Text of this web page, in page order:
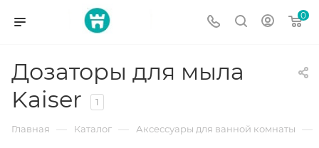
0
Дозаторы для мыла
Kaiser
1
Главная — Каталог — Аксессуары для ванной комнаты —